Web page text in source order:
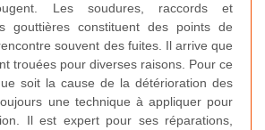
Les soudures, raccords et
gouttières constituent des points de
souvent des fuites. Il arrive que
trouées pour diverses raisons. Pour ce
soit la cause de la détérioration des
une technique à appliquer pour
Il est expert pour ses réparations,